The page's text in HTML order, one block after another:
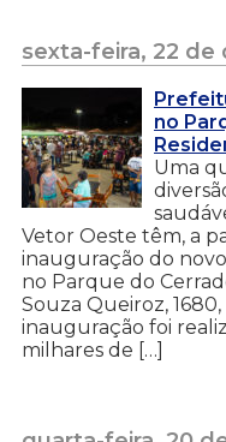
sexta-feira, 22 de
no
Uma
Vetor Oeste têm, a
inauguração do
no Parque do
Souza Queiroz,
inauguração foi
milhares de […]